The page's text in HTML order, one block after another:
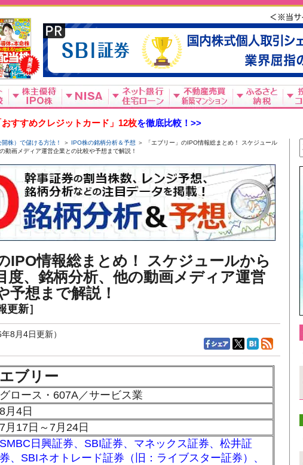
おすすめクレジットカード」12枚を徹底比較！>>
株）で儲ける方法！ ＞ IPO株の銘柄分析＆予想 ＞ 「エブリー」のIPO情報総まとめ！ スケジュール
動画メディア運営企業との比較や予想まで解説！
IPO情報総まとめ！ スケジュールから
度、銘柄分析、他の動画メディア運営
予想まで解説！
更新］
8月4日更新）
エブリー
グロース・607A／サービス業
8月4日
7月17日～7月24日
SMBC日興証券、 SBI証券、 マネックス証券、 松井証
券、 SBIネオトレード証券（旧：ライブスター証券） 、